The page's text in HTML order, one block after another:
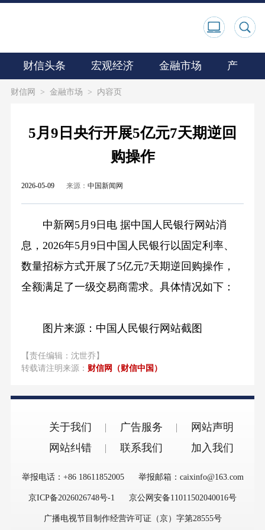
财信头条 宏观经济 金融市场 产业观
财信网 > 金融市场 > 内容页
5月9日央行开展5亿元7天期逆回
购操作
2026-05-09 来源： 中国新闻网
中新网5月9日电 据中国人民银行网站消
息，2026年5月9日中国人民银行以固定利率、
数量招标方式开展了5亿元7天期逆回购操作，
全额满足了一级交易商需求。具体情况如下：
图片来源：中国人民银行网站截图
【责任编辑：沈世乔】
转载请注明来源： 财信网（财信中国）
关于我们 广告服务
网站声明
网站纠错
联系我们 加入我们
举报电话：+86 18611852005 举报邮箱：caixinfo@163.com
京ICP备2026026748号-1 京公网安备11011502040016号
广播电视节目制作经营许可证（京）字第28555号